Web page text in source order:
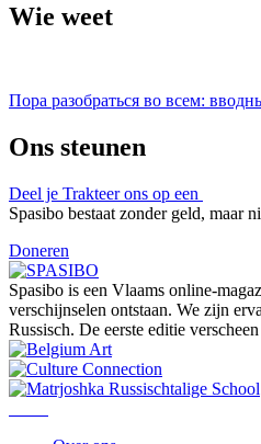
Wie weet
Пора разобраться во всем:
Ons steunen
Deel je Trakteer ons op een
Spasibo bestaat zonder geld, maar
Doneren
Spasibo is een Vlaams online-
verschijnselen ontstaan. We zijn
Russisch. De eerste editie